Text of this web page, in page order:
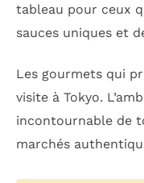
tableau pour ceux
sauces uniques et
Les gourmets qui
visite à Tokyo.
incontournable de
marchés